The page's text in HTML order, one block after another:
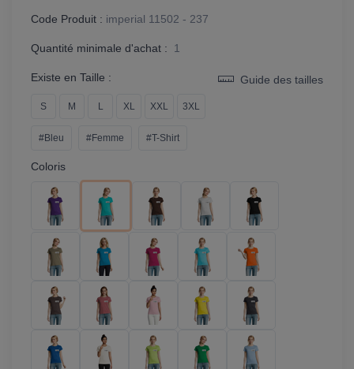
Code Produit : imperial 11502 - 237
Quantité minimale d'achat : 1
Existe en Taille : Guide des tailles
S M L XL XXL 3XL
#Bleu #Femme #T-Shirt
Coloris